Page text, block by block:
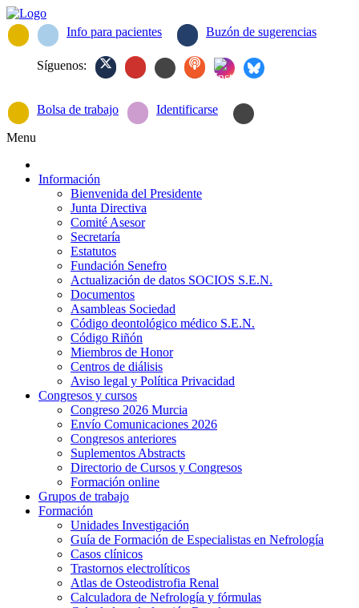
Info para pacientes Buzón de sugerencias
Síguenos:
Bolsa de trabajo Identificarse
Menu
Información
Bienvenida del Presidente
Junta Directiva
Comité Asesor
Secretaría
Estatutos
Fundación Senefro
Actualización de datos SOCIOS S.E.N.
Documentos
Asambleas Sociedad
Código deontológico médico S.E.N.
Código Riñón
Miembros de Honor
Centros de diálisis
Aviso legal y Política Privacidad
Congresos y cursos
Congreso 2026 Murcia
Envío Comunicaciones 2026
Congresos anteriores
Suplementos Abstracts
Directorio de Cursos y Congresos
Formación online
Grupos de trabajo
Formación
Unidades Investigación
Guía de Formación de Especialistas en Nefrología
Casos clínicos
Trastornos electrolíticos
Atlas de Osteodistrofia Renal
Calculadora de Nefrología y fórmulas